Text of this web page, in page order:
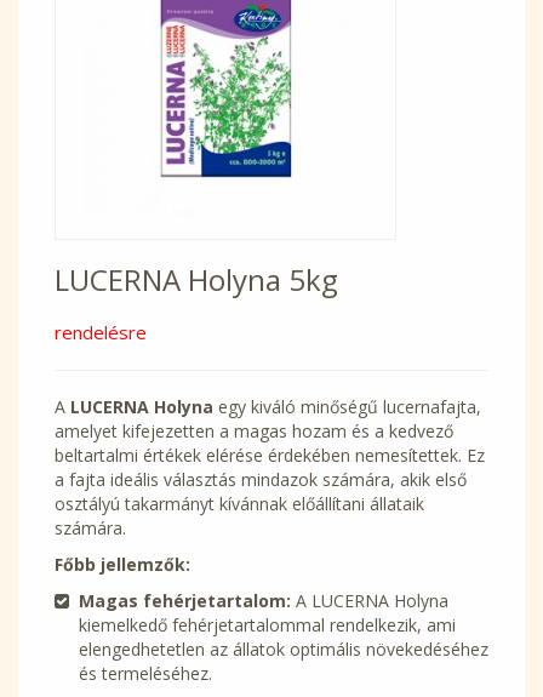
LUCERNA Holyna 5kg
rendelésre
A LUCERNA Holyna egy kiváló minőségű lucernafajta,
amelyet kifejezetten a magas hozam és a kedvező
beltartalmi értékek elérése érdekében nemesítettek. Ez
a fajta ideális választás mindazok számára, akik első
osztályú takarmányt kívánnak előállítani állataik
számára.
Főbb jellemzők:
Magas fehérjetartalom: A LUCERNA Holyna
kiemelkedő fehérjetartalommal rendelkezik, ami
elengedhetetlen az állatok optimális növekedéséhez
és termeléséhez.